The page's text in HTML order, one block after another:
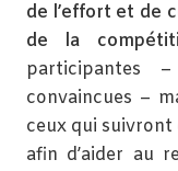
de l’effort et de
de la
participantes
convaincues –
ceux qui suivront
afin d’aider au